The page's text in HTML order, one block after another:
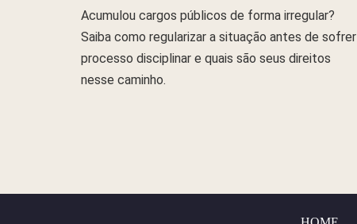
Acumulou cargos públicos de forma irregular?
Saiba como regularizar a situação antes de sofrer
processo disciplinar e quais são seus direitos
nesse caminho.